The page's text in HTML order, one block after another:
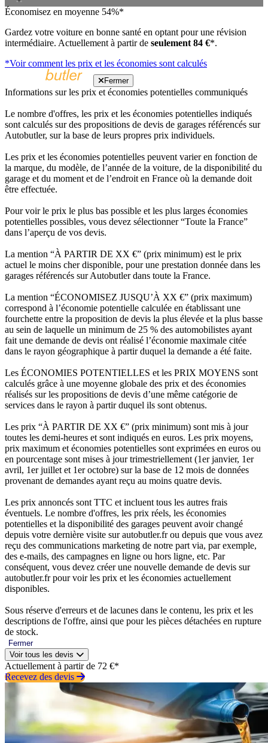
Économisez en moyenne 54%*
Gardez votre voiture en bonne santé en optant pour une révision
intermédiaire. Actuellement à partir de seulement 84 €*.
*Voir comment les prix et les économies sont calculés
Fermer
Informations sur les prix et économies potentielles communiqués
Le nombre d'offres, les prix et les économies potentielles indiqués
sont calculés sur des propositions de devis de garages référencés sur
Autobutler, sur la base de leurs propres prix individuels.
Les prix et les économies potentielles peuvent varier en fonction de
la marque, du modèle, de l’année de la voiture, de la disponibilité du
garage et du moment et de l’endroit en France où la demande doit
être effectuée.
Pour voir le prix le plus bas possible et les plus larges économies
potentielles possibles, vous devez sélectionner “Toute la France”
dans l’aperçu de vos devis.
La mention “À PARTIR DE XX €” (prix minimum) est le prix
actuel le moins cher disponible, pour une prestation donnée dans les
garages référencés sur Autobutler dans toute la France.
La mention “ÉCONOMISEZ JUSQU’À XX €” (prix maximum)
correspond à l’économie potentielle calculée en établissant une
fourchette entre la proposition de devis la plus élevée et la plus basse
au sein de laquelle un minimum de 25 % des automobilistes ayant
fait une demande de devis ont réalisé l’économie maximale citée
dans le rayon géographique à partir duquel la demande a été faite.
Les ÉCONOMIES POTENTIELLES et les PRIX MOYENS sont
calculés grâce à une moyenne globale des prix et des économies
réalisés sur les propositions de devis d’une même catégorie de
services dans le rayon à partir duquel ils sont obtenus.
Les prix “À PARTIR DE XX €” (prix minimum) sont mis à jour
toutes les demi-heures et sont indiqués en euros. Les prix moyens,
prix maximum et économies potentielles sont exprimées en euros ou
en pourcentage sont mises à jour trimestriellement (1er janvier, 1er
avril, 1er juillet et 1er octobre) sur la base de 12 mois de données
provenant de demandes ayant reçu au moins quatre devis.
Les prix annoncés sont TTC et incluent tous les autres frais
éventuels. Le nombre d'offres, les prix réels, les économies
potentielles et la disponibilité des garages peuvent avoir changé
depuis votre dernière visite sur autobutler.fr ou depuis que vous avez
reçu des communications marketing de notre part via, par exemple,
des e-mails, des campagnes en ligne ou hors ligne, etc. Par
conséquent, vous devez créer une nouvelle demande de devis sur
autobutler.fr pour voir les prix et les économies actuellement
disponibles.
Sous réserve d'erreurs et de lacunes dans le contenu, les prix et les
descriptions de l'offre, ainsi que pour les pièces détachées en rupture
de stock.
Fermer
Voir tous les devis
Actuellement à partir de 72 €*
Recevez des devis